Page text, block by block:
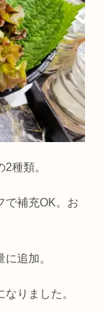
種類。
で補充OK。お
追加。
りました。